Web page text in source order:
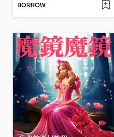
BORROW